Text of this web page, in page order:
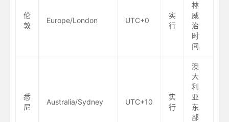
伦
敦
Europe/London UTC+0
实
行
林
威
治
时
间
悉
尼
Australia/Sydney UTC+10
实
行
澳
大
利
亚
东
部